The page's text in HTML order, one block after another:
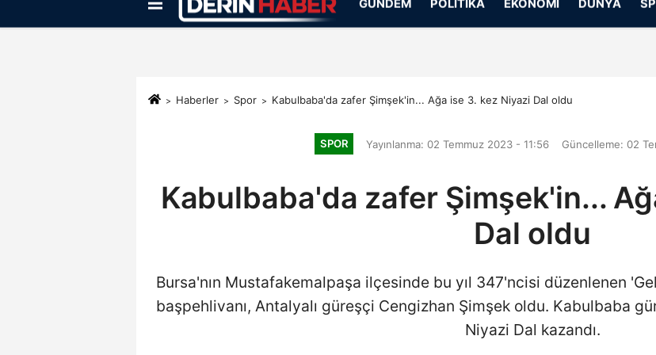
Künye İletişim Çerez Politikası
GÜNDEM POLITIKA EKONOMI DÜNYA
Haberler Spor Kabulbaba'da zafer Şimşek'in... Ağa ise 3. kez Niyazi Dal oldu
SPOR Yayınlanma: 02 Temmuz 2023 - 11:56 Güncelleme: 02
Kabulbaba'da zafer Şimşek'in...
Dal oldu
Bursa'nın Mustafakemalpaşa ilçesinde bu yıl 347'ncisi düzenlenen
başpehlivanı, Antalyalı güreşçi Cengizhan Şimşek oldu. Kabulbaba
Niyazi Dal kazandı.